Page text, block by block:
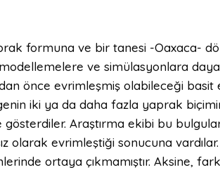
formuna ve bir tanesi -Oaxaca-
ve simülasyonlara
önce evrimleşmiş olabileceği basit
iki ya da daha fazla yaprak
Araştırma ekibi bu
olarak evrimleştiği sonucuna
ortaya çıkmamıştır. Aksine,